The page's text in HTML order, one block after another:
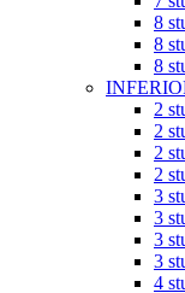
8
8
8
2
2
2
2
3
3
3
3
4